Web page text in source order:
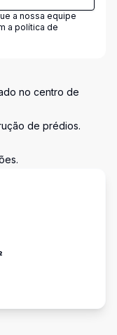
a nossa equipe
a política de
no centro de
de prédios.